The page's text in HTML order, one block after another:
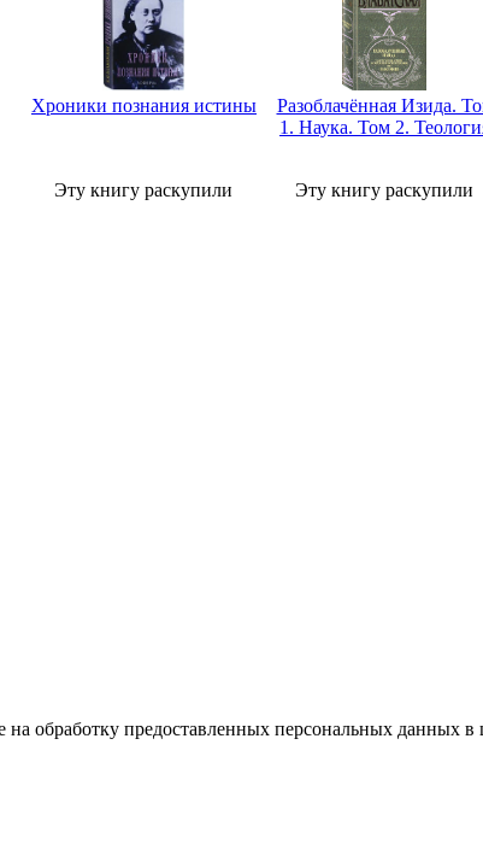
Хроники познания истины
Эту книгу раскупили
Разоблачённая Изида.
1. Наука. Том 2.
Эту книгу раскупили
обработку предоставленных персональных данных